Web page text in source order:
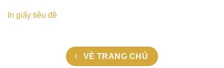
In giấy tiêu đề
VỀ TRANG CHỦ